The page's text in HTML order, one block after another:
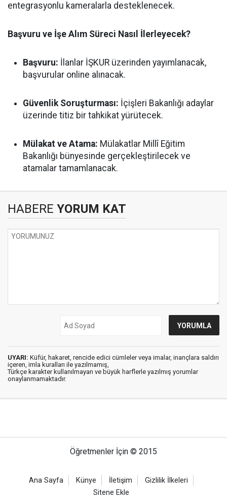
entegrasyonlu kameralarla desteklenecek.
Başvuru ve İşe Alım Süreci Nasıl İlerleyecek?
Başvuru: İlanlar İŞKUR üzerinden yayımlanacak,
başvurular online alınacak.
Güvenlik Soruşturması: İçişleri Bakanlığı adaylar
üzerinde titiz bir tahkikat yürütecek.
Mülakat ve Atama: Mülakatlar Millî Eğitim
Bakanlığı bünyesinde gerçekleştirilecek ve
atamalar tamamlanacak.
HABERE YORUM KAT
UYARI: Küfür, hakaret, rencide edici cümleler veya imalar, inançlara saldırı
içeren, imla kuralları ile yazılmamış,
Türkçe karakter kullanılmayan ve büyük harflerle yazılmış yorumlar
onaylanmamaktadır.
Öğretmenler İçin © 2015
Ana Sayfa Künye İletişim
Gizlilik İlkeleri
Sitene Ekle